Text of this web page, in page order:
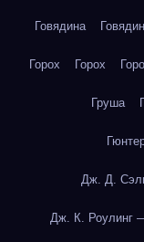
Говядина
Горох Горох
Груша
Дж. Д.
Дж. К. Роулинг